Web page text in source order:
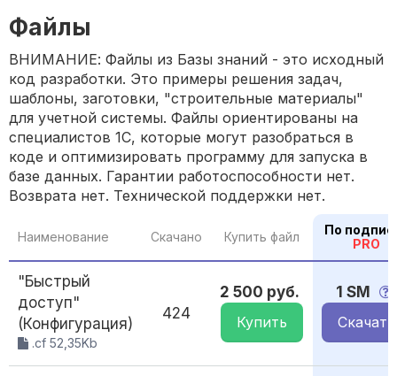
Файлы
ВНИМАНИЕ: Файлы из Базы знаний - это исходный
код разработки. Это примеры решения задач,
шаблоны, заготовки, "строительные материалы"
для учетной системы. Файлы ориентированы на
специалистов 1С, которые могут разобраться в
коде и оптимизировать программу для запуска в
базе данных. Гарантии работоспособности нет.
Возврата нет. Технической поддержки нет.
Наименование Скачано Купить файл
По
PRO
"Быстрый
доступ"
(Конфигурация)
.cf 52,35Kb
424
2 500 руб.
Купить
1 SM
Скачать